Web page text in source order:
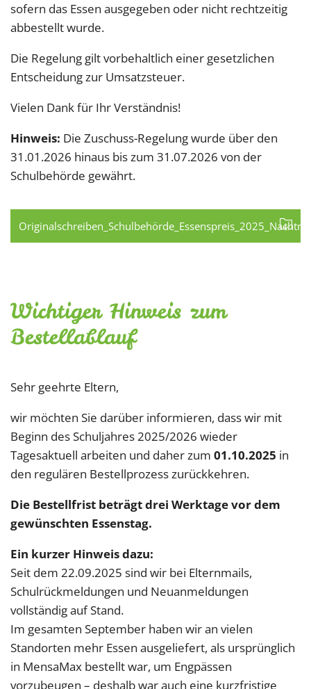
sofern das Essen ausgegeben oder nicht rechtzeitig
abbestellt wurde.
Die Regelung gilt vorbehaltlich einer gesetzlichen
Entscheidung zur Umsatzsteuer.
Vielen Dank für Ihr Verständnis!
Hinweis: Die Zuschuss-Regelung wurde über den
31.01.2026 hinaus bis zum 31.07.2026 von der
Schulbehörde gewährt.
Wichtiger Hinweis zum
Bestellablauf
Sehr geehrte Eltern,
wir möchten Sie darüber informieren, dass wir mit
Beginn des Schuljahres 2025/2026 wieder
Tagesaktuell arbeiten und daher zum 01.10.2025 in
den regulären Bestellprozess zurückkehren.
Die Bestellfrist beträgt drei Werktage vor dem
gewünschten Essenstag.
Ein kurzer Hinweis dazu:
Seit dem 22.09.2025 sind wir bei Elternmails,
Schulrückmeldungen und Neuanmeldungen
vollständig auf Stand.
Im gesamten September haben wir an vielen
Standorten mehr Essen ausgeliefert, als ursprünglich
in MensaMax bestellt war, um Engpässen
vorzubeugen – deshalb war auch eine kurzfristige